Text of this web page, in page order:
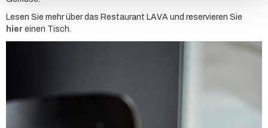
Lesen Sie mehr über das Restaurant LAVA und reservieren Sie
hier einen Tisch.